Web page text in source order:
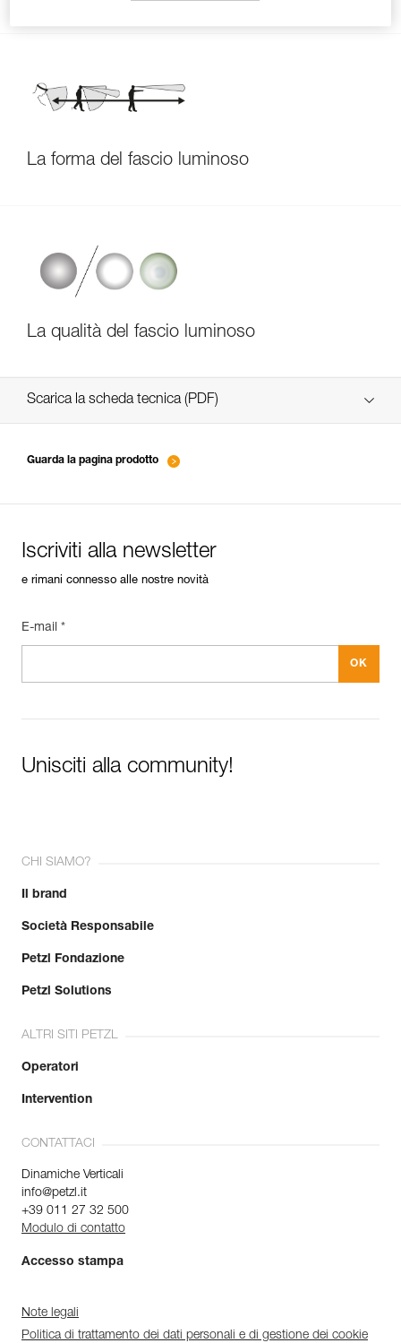
La forma del fascio luminoso
La qualità del fascio luminoso
Scarica la scheda tecnica (PDF)
Guarda la pagina prodotto
Iscriviti alla newsletter
e rimani connesso alle nostre novità
E-mail *
Unisciti alla community!
CHI SIAMO?
Il brand
Società Responsabile
Petzl Fondazione
Petzl Solutions
ALTRI SITI PETZL
Operatori
Intervention
CONTATTACI
Dinamiche Verticali
info@petzl.it
+39 011 27 32 500
Modulo di contatto
Accesso stampa
Note legali
Politica di trattamento dei dati personali e di gestione dei cookie